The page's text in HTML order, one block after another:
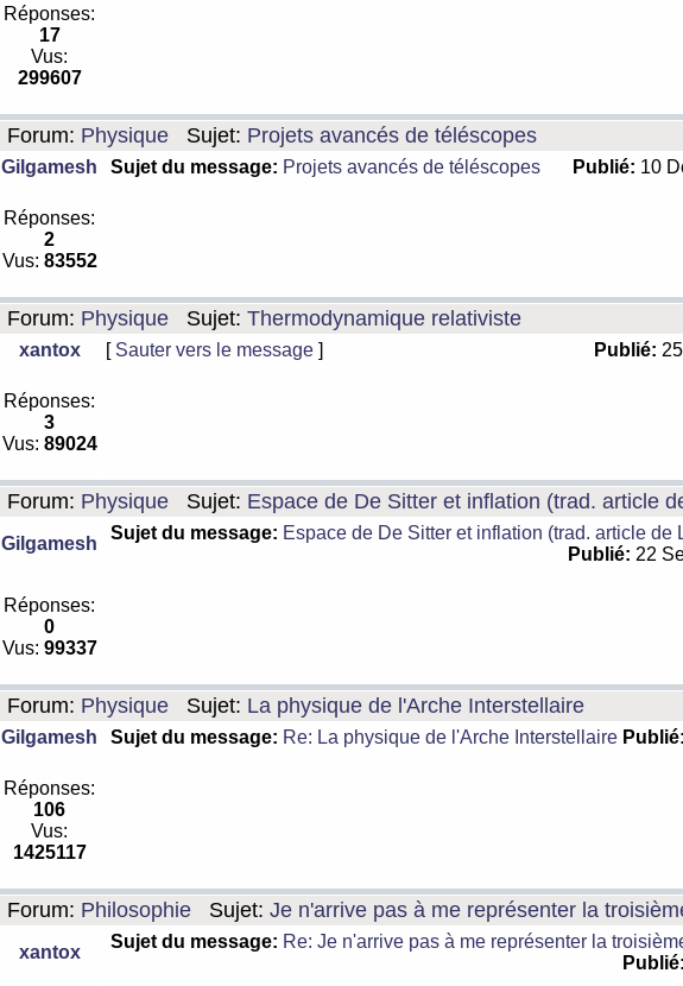
Réponses:
17
Vus:
299607
Forum: Physique Sujet: Projets avancés de téléscopes
Gilgamesh Sujet du message: Projets avancés de téléscopes Publié: 10
Réponses:
2
Vus: 83552
Forum: Physique Sujet: Thermodynamique relativiste
xantox [ Sauter vers le message ] Publié:
Réponses:
3
Vus: 89024
Forum: Physique Sujet: Espace de De Sitter et inflation (trad. article
Gilgamesh
Sujet du message: Espace de De Sitter et inflation (trad. article de
Publié: 22
Réponses:
0
Vus: 99337
Forum: Physique Sujet: La physique de l'Arche Interstellaire
Gilgamesh Sujet du message: Re: La physique de l'Arche Interstellaire Publié:
Réponses:
106
Vus:
1425117
Forum: Philosophie Sujet: Je n'arrive pas à me représenter la
xantox
Sujet du message: Re: Je n'arrive pas à me représenter la
Publié: